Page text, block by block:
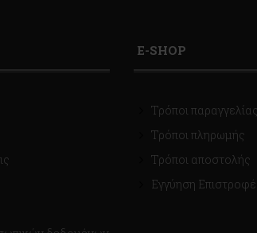
E-SHOP
Τρόποι παραγγελίας
Τρόποι πληρωμής
Τρόποι αποστολής
Εγγύηση